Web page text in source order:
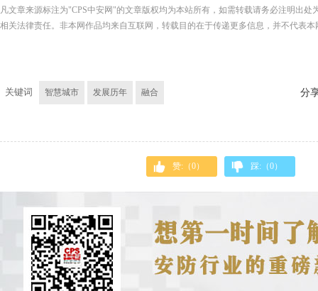
凡文章来源标注为"CPS中安网"的文章版权均为本站所有，如需转载请务必注明出处
相关法律责任。非本网作品均来自互联网，转载目的在于传递更多信息，并不代表
关键词 智慧城市 发展历年 融合 分
赞:（0） 踩:（0）